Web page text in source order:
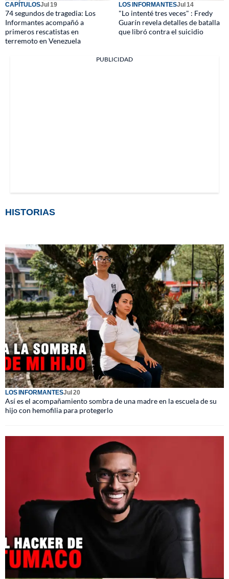
CAPÍTULOSJul 19
74 segundos de tragedia: Los
Informantes acompañó a
primeros rescatistas en
terremoto en Venezuela
LOS INFORMANTESJul 14
"Lo intenté tres veces" : Fredy
Guarín revela detalles de batalla
que libró contra el suicidio
PUBLICIDAD
HISTORIAS
LOS INFORMANTESJul 20
Así es el acompañamiento sombra de una madre en la escuela de su
hijo con hemofilia para protegerlo